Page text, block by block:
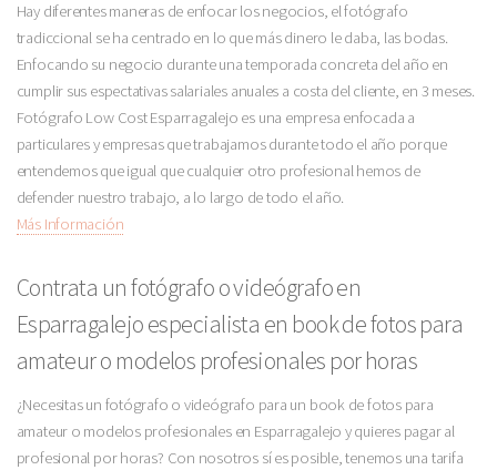
Hay diferentes maneras de enfocar los negocios, el fotógrafo
tradiccional se ha centrado en lo que más dinero le daba, las bodas.
Enfocando su negocio durante una temporada concreta del año en
cumplir sus espectativas salariales anuales a costa del cliente, en 3 meses.
Fotógrafo Low Cost Esparragalejo es una empresa enfocada a
particulares y empresas que trabajamos durante todo el año porque
entendemos que igual que cualquier otro profesional hemos de
defender nuestro trabajo, a lo largo de todo el año.
Más Información
Contrata un fotógrafo o videógrafo en
Esparragalejo especialista en book de fotos para
amateur o modelos profesionales por horas
¿Necesitas un fotógrafo o videógrafo para un book de fotos para
amateur o modelos profesionales en Esparragalejo y quieres pagar al
profesional por horas? Con nosotros sí es posible, tenemos una tarifa